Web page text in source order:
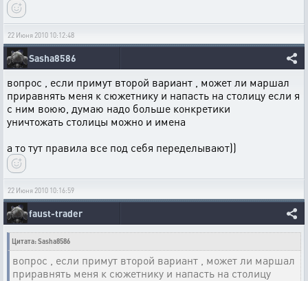
22 Июня 2010 10:12:48
Sasha8586
вопрос , если примут второй вариант , может ли маршал
приравнять меня к сюжетнику и напасть на столицу если я
с ним воюю, думаю надо больше конкретики
уничтожать столицы можно и имена
а то тут правила все под себя переделывают))
22 Июня 2010 10:16:59
faust-trader
Цитата: Sasha8586
вопрос , если примут второй вариант , может ли маршал
приравнять меня к сюжетнику и напасть на столицу